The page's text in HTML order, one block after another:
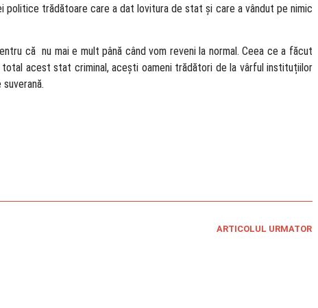
politice trădătoare care a dat lovitura de stat și care a vândut pe nimic
că nu mai e mult până când vom reveni la normal. Ceea ce a făcut
total acest stat criminal, acești oameni trădători de la vârful instituțiilor
ARTICOLUL URMATOR